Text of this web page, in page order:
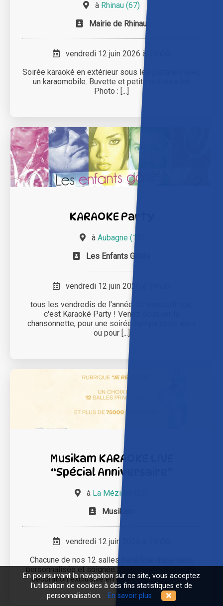
à Rhinau (67)
Mairie de Rhinau
vendredi 12 juin 2026 à 19h00
Soirée karaoké en extérieur sous les platanes avec
un karaomobile. Buvette et petite restauration
Photo : [...]
KARAOKE Party
à Aubagne (13)
Les Enfants Gâtés
vendredi 12 juin 2026 à 19h30
tous les vendredis de l'année Le vendredi soir,
c'est Karaoké Party ! Venez pousser la
chansonnette, pour une soirée sympa entre amis
ou pour [...]
Musikam KARAOKE LIVE
“Spécial Anniversaire”
à La Mézière (35)
Musikam
vendredi 12 juin 2026 à 19h30
Chacune de nos 12 salles bénéficie d’une déco
personnalisée et soignée. Nous avons choisi une
décoration exclusive en ayant une attention [...]
En poursuivant la navigation sur ce site, vous acceptez
l'utilisation de cookies à des fins statistiques et de
personnalisation.
En savoir plus